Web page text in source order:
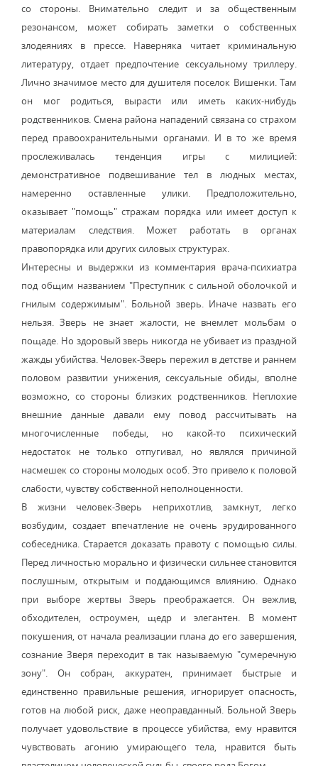
со стороны. Внимательно следит и за общественным
резонансом, может собирать заметки о собственных
злодеяниях в прессе. Наверняка читает криминальную
литературу, отдает предпочтение сексуальному триллеру.
Лично значимое место для душителя поселок Вишенки. Там
он мог родиться, вырасти или иметь каких-нибудь
родственников. Смена района нападений связана со страхом
перед правоохранительными органами. И в то же время
прослеживалась тенденция игры с милицией:
демонстративное подвешивание тел в людных местах,
намеренно оставленные улики. Предположительно,
оказывает "помощь" стражам порядка или имеет доступ к
материалам следствия. Может работать в органах
правопорядка или других силовых структурах.
Интересны и выдержки из комментария врача-психиатра
под общим названием "Преступник с сильной оболочкой и
гнилым содержимым". Больной зверь. Иначе назвать его
нельзя. Зверь не знает жалости, не внемлет мольбам о
пощаде. Но здоровый зверь никогда не убивает из праздной
жажды убийства. Человек-Зверь пережил в детстве и раннем
половом развитии унижения, сексуальные обиды, вполне
возможно, со стороны близких родственников. Неплохие
внешние данные давали ему повод рассчитывать на
многочисленные победы, но какой-то психический
недостаток не только отпугивал, но являлся причиной
насмешек со стороны молодых особ. Это привело к половой
слабости, чувству собственной неполноценности.
В жизни человек-Зверь неприхотлив, замкнут, легко
возбудим, создает впечатление не очень эрудированного
собеседника. Старается доказать правоту с помощью силы.
Перед личностью морально и физически сильнее становится
послушным, открытым и поддающимся влиянию. Однако
при выборе жертвы Зверь преображается. Он вежлив,
обходителен, остроумен, щедр и элегантен. В момент
покушения, от начала реализации плана до его завершения,
сознание Зверя переходит в так называемую "сумеречную
зону". Он собран, аккуратен, принимает быстрые и
единственно правильные решения, игнорирует опасность,
готов на любой риск, даже неоправданный. Больной Зверь
получает удовольствие в процессе убийства, ему нравится
чувствовать агонию умирающего тела, нравится быть